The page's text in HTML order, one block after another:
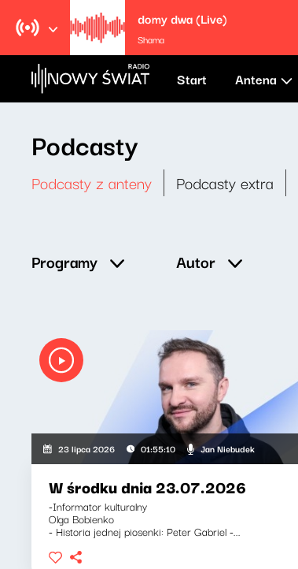
domy dwa (Live)
Shama
Start Antena
Podcasty
Podcasty z anteny Podcasty extra
Programy Autor
23 lipca 2026 01:55:10 Jan Niebudek
W środku dnia 23.07.2026
-Informator kulturalny
Olga Bobienko
- Historia jednej piosenki: Peter Gabriel -...